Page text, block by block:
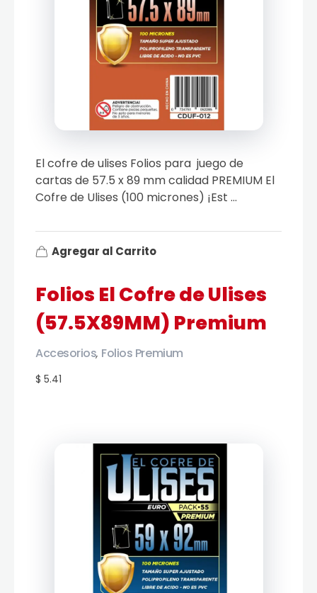
Folios El Cofre de Ulises
(57.5X89MM) Premium
$ 5.41
Accesorios, Folios Premium
El cofre de ulises Folios para juego de
cartas de 57.5 x 89 mm calidad PREMIUM El
Cofre de Ulises (100 micrones) ¡Est ...
Agregar al Carrito